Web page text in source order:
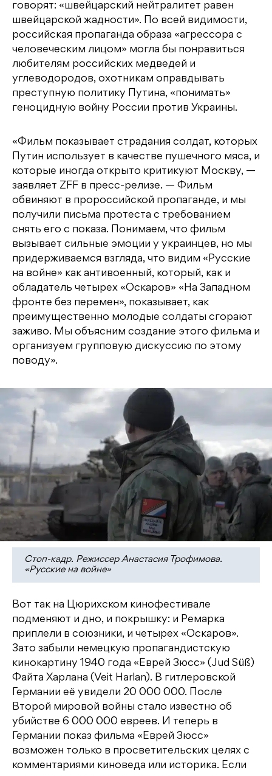
говорят: «швейцарский нейтралитет равен
швейцарской жадности». По всей видимости,
российская пропаганда образа «агрессора с
человеческим лицом» могла бы понравиться
любителям российских медведей и
углеводородов, охотникам оправдывать
преступную политику Путина, «понимать»
геноцидную войну России против Украины.
«Фильм показывает страдания солдат, которых
Путин использует в качестве пушечного мяса, и
которые иногда открыто критикуют Москву, —
заявляет ZFF в пресс-релизе. — Фильм
обвиняют в пророссийской пропаганде, и мы
получили письма протеста с требованием
снять его с показа. Понимаем, что фильм
вызывает сильные эмоции у украинцев, но мы
придерживаемся взгляда, что видим «Русские
на войне» как антивоенный, который, как и
обладатель четырех «Оскаров» «На Западном
фронте без перемен», показывает, как
преимущественно молодые солдаты сгорают
заживо. Мы объясним создание этого фильма и
организуем групповую дискуссию по этому
поводу».
Стоп-кадр. Режиссер Анастасия Трофимова.
«Русские на войне»
Вот так на Цюрихском кинофестивале
подменяют и дно, и покрышку: и Ремарка
приплели в союзники, и четырех «Оскаров».
Зато забыли немецкую пропагандистскую
кинокартину 1940 года «Еврей Зюсс» (Jud Süß)
Файта Харлана (Veit Harlan). В гитлеровской
Германии её увидели 20 000 000. После
Второй мировой войны стало известно об
убийстве 6 000 000 евреев. И теперь в
Германии показ фильма «Еврей Зюсс»
возможен только в просветительских целях с
комментариями киноведа или историка. Если